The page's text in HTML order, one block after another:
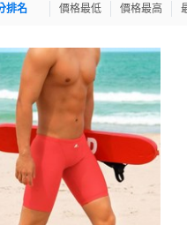
排名 價格最低 價格最高